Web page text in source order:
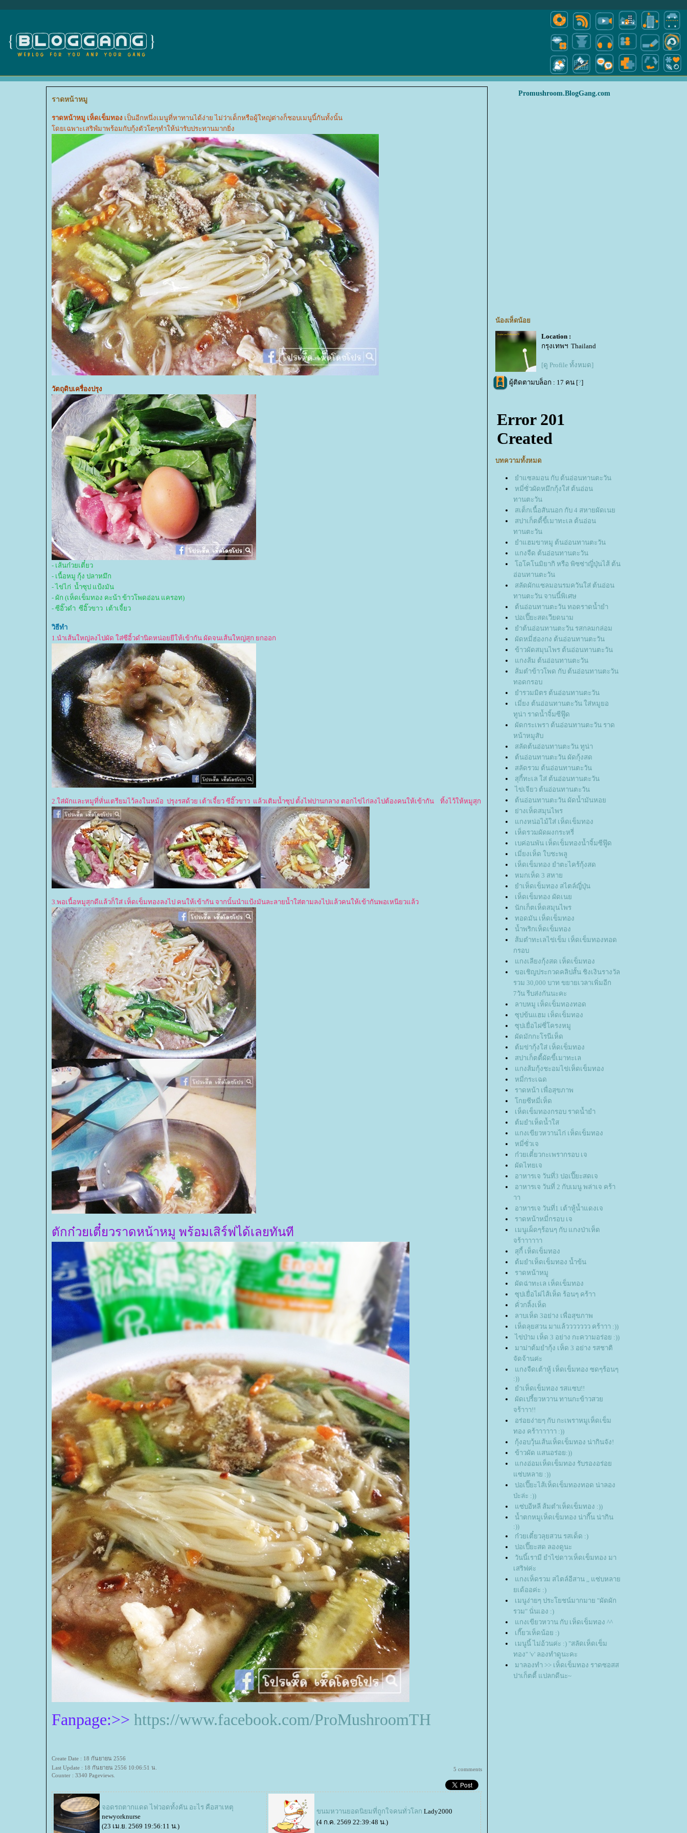
ราดหน้าหมู
ราดหน้าหมู เห็ดเข็มทอง เป็นอีกหนึ่งเมนูที่หาทานได้ง่าย ไม่ว่าเด็กหรือผู้ใหญ่ต่างก็ชอบเมนูนี้กันทั้งนั้น
ดยเฉพาะเสริฟ์มาพร้อมกับกุ้งตัวโตๆทำให้น่ารับประทานมากยิ่ง
วัตถุดิบเครื่องปรุง
- เส้นก๋วยเตี๋ยว
- เนื้อหมู กุ้ง ปลาหมึก
- ไข่ไก่ น้ำซุป แป้งมัน
- ผัก (เห็ดเข็มทอง คะน้า ข้าวโพดอ่อน แครอท)
- ซีอิ๊วดำ ซีอิ๊วขาว เต้าเจี้ยว
วิธีทำ
1.นำเส้นใหญ่ลงไปผัด ใส่ซีอิ้วดำนิดหน่อยยีให้เข้ากัน ผัดจนเส้นใหญ่สุก ยกออก
2.ใส่ผักและหมูที่หั่นเตรียมไว้ลงในหม้อ ปรุงรสด้วย เต้าเจี้ยว ซีอิ๊วขาว แล้วเติมน้ำซุป ตั้งไฟปานกลาง ตอกไข่ไก่ลงไปต้องคนให้เข้ากัน ทิ้งไว้ให้หมูสุก
3.พอเนื้อหมูสุกดีแล้วก็ใส่ เห็ดเข็มทองลงไป คนให้เข้ากัน จากนั้นนำแป้งมันละลายน้ำใส่ตามลงไปแล้วคนให้เข้ากันพอเหนียวแล้ว
ตักก๋วยเตี๋ยวราดหน้าหมู พร้อมเสิร์ฟได้เลยทันที
Fanpage:>> https://www.facebook.com/ProMushroomTH
Create Date : 18 กันยายน 2556
Last Update : 18 กันยายน 2556 10:06:51 น.
Counter : 3340 Pageviews.
5 comments
จอดรถตากแดด ไฟวอดทั้งคัน อะไร คือสาเหตุ
newyorknurse
(23 เม.ย. 2569 19:56:11 น.)
ขนมหวานยอดนิยมที่ถูกใจคนทั่วโลก Lady2000
(4 ก.ค. 2569 22:39:48 น.)
Promushroom.BlogGang.com
น้องเห็ดน้อ
Location :
กรุงเทพฯ Thailand
[ดู Profile ทั้งหมด]
ผู้ติดตามบล็อก : 17 คน [?]
บทความทั้งหมด
ำแซลมอน กับ ต้นอ่อนทานตะวัน
หมี่ซั่วผัดหมึกกุ้งใส่ ต้นอ่อน
ทานตะวัน
สเต็กเนื้อสันนอก กับ 4 สหายผัดเน
สปาเก็ตตี้ขี้เมาทะเล ต้นอ่อน
ทานตะวัน
ำแฮมขาหมู ต้นอ่อนทานตะวัน
กงจืด ต้นอ่อนทานตะวัน
อโคโนมิยากิ หรือ พิซซ่าญี่ปุ่นไส้ ต้น
อ่อนทานตะวัน
สลัดผักแซลมอนรมควันใส่ ต้นอ่อน
ทานตะวัน จานนี้พิเศษ
ต้นอ่อนทานตะวัน ทอดราดน้ำยำ
ปอเปี๊ยะสดเวียดนาม
ำต้นอ่อนทานตะวัน รสกลมกล่อม
ผัดหมี่ฮ่องกง ต้นอ่อนทานตะวัน
ข้าวผัดสมุนไพร ต้นอ่อนทานตะวัน
กงส้ม ต้นอ่อนทานตะวัน
ส้มตำข้าวโพด กับ ต้นอ่อนทานตะวัน
ทอดกรอบ
ำรวมมิตร ต้นอ่อนทานตะวัน
เมี่ยง ต้นอ่อนทานตะวัน ใส่หมูยอ
ทูน่า ราดน้ำจิ้มซีฟู๊ด
ผัดกระเพรา ต้นอ่อนทานตะวัน ราด
หน้าหมูสับ
สลัดต้นอ่อนทานตะวัน ทูน่า
ต้นอ่อนทานตะวัน ผัดกุ้งสด
สลัดรวม ต้นอ่อนทานตะวัน
สุกี้ทะเล ใส่ ต้นอ่อนทานตะวัน
ไข่เจียว ต้นอ่อนทานตะวัน
ต้นอ่อนทานตะวัน ผัดน้ำมันหอ
่างเห็ดสมุนไพร
กงหน่อไม้ใส่ เห็ดเข็มทอง
เห็ดรวมผัดผงกระหรี่
เบค่อนพัน เห็ดเข็มทองน้ำจิ้มซีฟู๊ด
เมี่ยงเห็ด ใบชะพลู
เห็ดเข็มทอง ยำตะไคร้กุ้งสด
หมกเห็ด 3 สหา
ำเห็ดเข็มทอง สไตล์ญี่ปุ่น
เห็ดเข็มทอง ผัดเน
นักเก็ตเห็ดสมุนไพร
ทอดมัน เห็ดเข็มทอง
น้ำพริกเห็ดเข็มทอง
ส้มตำทะเลไข่เข็ม เห็ดเข็มทองทอด
กรอบ
กงเลียงกุ้งสด เห็ดเข็มทอง
ขอเชิญประกวดคลิปสั้น ชิงเงินรางวัล
รวม 30,000 บาท ขยายเวลาเพิ่มอีก
7วัน รีบส่งกันนะคะ
ลาบหมู เห็ดเข็มทองทอด
ซุปข้นแฮม เห็ดเข็มทอง
ซุปเยื่อไผ่ซี่โครงหมู
ผัดมักกะโรนีเห็ด
ต้มข่ากุ้งใส่ เห็ดเข็มทอง
สปาเก็ตตี้ผัดขี้เมาทะเล
กงส้มกุ้งชะอมไข่เห็ดเข็มทอง
หมี่กระเฉด
ราดหน้า เพื่อสุขภาพ
กยซีหมี่เห็ด
เห็ดเข็มทองกรอบ ราดน้ำยำ
ต้มยำเห็ดน้ำใส
กงเขียวหวานไก่ เห็ดเข็มทอง
หมี่ซั่วเจ
ก๋วยเตี๋ยวกะเพรากรอบ เจ
ผัดไทยเจ
อาหารเจ วันที่3 ปอเปี๊ยะสดเจ
อาหารเจ วันที่ 2 กับเมนู พล่าเจ คร้า
าา
อาหารเจ วันที่1 เต้าหู้น้ำแดงเจ
ราดหน้าหมี่กรอบ เจ
เมนูเผ็ดๆร้อนๆ กับ แกงป่าเห็ด
จร้าาาาาา
สุกี้ เห็ดเข็มทอง
ต้มยำเห็ดเข็มทอง น้ำข้น
ราดหน้าหมู
ผัดฉ่าทะเล เห็ดเข็มทอง
ซุปเยื่อไผ่ไส้เห็ด ร้อนๆ คร้าา
คั่วกลิ้งเห็ด
ลาบเห็ด 3อย่าง เพื่อสุขภาพ
เห็ดลุยสวน มาแล้ววววววว คร้าาา :))
ไข่ป่าม เห็ด 3 อย่าง กะความอร่อย :))
มาม่าต้มยำกุ้ง เห็ด 3 อย่าง รสชาติ
จัดจ้านค่ะ
กงจืดเต้าหู้ เห็ดเข็มทอง ซดๆร้อนๆ
:))
ำเห็ดเข็มทอง รสแซบ!!
ผัดเปรี้ยวหวาน ทานกะข้าวสว
จร้าาา!!
อร่อยง่ายๆ กับ กะเพราหมูเห็ดเข็ม
ทอง คร้าาาาาา :))
กุ้งอบวุ้นเส้นเห็ดเข็มทอง น่ากินจัง!
ข้าวผัด แสนอร่อย:))
กงอ่อมเห็ดเข็มทอง รับรองอร่อ
ซ่บหลาย :))
ปอเปี๊ยะไส้เห็ดเข็มทองทอด น่าลอง
ป่ะล่ะ :))
ซ่บอีหลี ส้มตำเห็ดเข็มทอง :))
น้ำตกหมูเห็ดเข็มทอง น่ากี๊น น่ากิน
:))
ก๋วยเตี๋ยวลุยสวน รสเด็ด :)
ปอเปี๊ยะสด ลองดูนะ
วันนี้เรามี ยำไข่ดาวเห็ดเข็มทอง มา
เสริฟค่ะ
กงเห็ดรวม สไตล์อีสาน ,, แซ่บหลา
เด้ออค่ะ :)
เมนูง่ายๆ ประโยชน์มากมาย "ผัดผัก
รวม" นั่นเอง :)
กงเขียวหวาน กับ เห็ดเข็มทอง ^^
เกี๊ยวเห็ดน้อย :)
เมนูนี้ ไม่อ้วนค่ะ :) "สลัดเห็ดเข็ม
ทอง" 'v' ลองทำดูนะคะ
มาลองทำ >> เห็ดเข็มทอง ราดซอสส
ปาเก็ตตี้ แปลกดีนะ~